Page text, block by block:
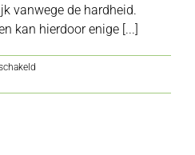
vanwege de hardheid.
kan hierdoor enige [...]